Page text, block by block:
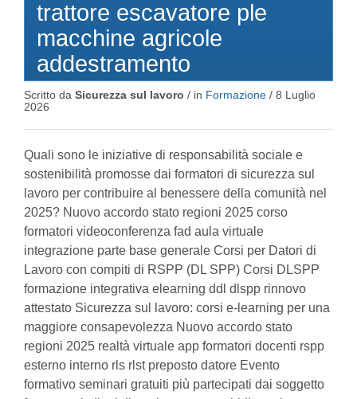
trattore escavatore ple
macchine agricole
addestramento
Scritto da Sicurezza sul lavoro / in Formazione / 8 Luglio
2026
Quali sono le iniziative di responsabilità sociale e
sostenibilità promosse dai formatori di sicurezza sul
lavoro per contribuire al benessere della comunità nel
2025? Nuovo accordo stato regioni 2025 corso
formatori videoconferenza fad aula virtuale
integrazione parte base generale Corsi per Datori di
Lavoro con compiti di RSPP (DL SPP) Corsi DLSPP
formazione integrativa elearning ddl dlspp rinnovo
attestato Sicurezza sul lavoro: corsi e-learning per una
maggiore consapevolezza Nuovo accordo stato
regioni 2025 realtà virtuale app formatori docenti rspp
esterno interno rls rlst preposto datore Evento
formativo seminari gratuiti più partecipati dai soggetto